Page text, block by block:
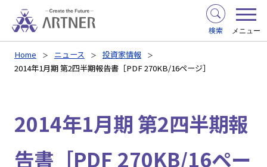
検索 メニュー
Home ニュース
投資家情報
2014年1月期 第2四半期報告書［PDF 270KB/16ページ］
2014年1月期 第2四半期報
告書［PDF 270KB/16ペー